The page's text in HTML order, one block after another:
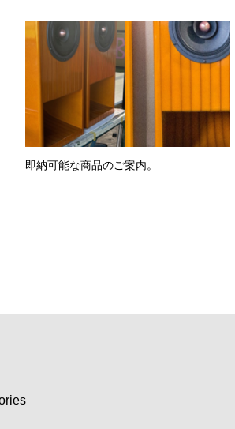
即納可能な商品のご案内。